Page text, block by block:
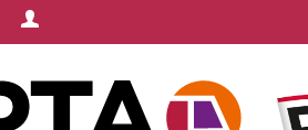
Login Menu